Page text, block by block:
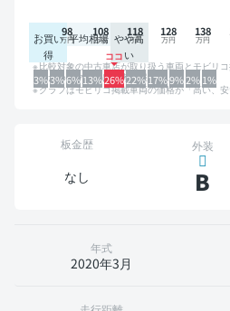
お買い
得
平均相場 やや高
い
3%3%6%13%26%22%17%9%2%1%
98 108 118 128 138
比較対象の中古車店が取り扱う車両とモビリ
るため、グラフは参考情報です。
グラフはモビリコ掲載車両の価格が「高い、
板金歴
なし
外装
B
年式
2020年3月